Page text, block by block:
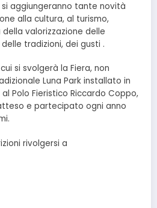
aggiungeranno tante novità
alla cultura, al turismo,
della valorizzazione delle
tradizioni, dei gusti .
si svolgerà la Fiera, non
Luna Park installato in
Polo Fieristico Riccardo Coppo,
e partecipato ogni anno
rivolgersi a